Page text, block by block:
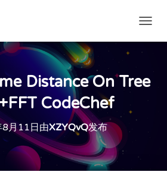
换
Distance On Tree
CodeChef
月11日 由XZYQvQ发布